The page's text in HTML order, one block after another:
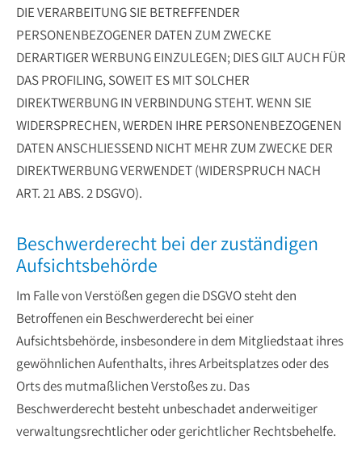
DIE VERARBEITUNG SIE BETREFFENDER
PERSONENBEZOGENER DATEN ZUM ZWECKE
DERARTIGER WERBUNG EINZULEGEN; DIES GILT AUCH FÜR
DAS PROFILING, SOWEIT ES MIT SOLCHER
DIREKTWERBUNG IN VERBINDUNG STEHT. WENN SIE
WIDERSPRECHEN, WERDEN IHRE PERSONENBEZOGENEN
DATEN ANSCHLIESSEND NICHT MEHR ZUM ZWECKE DER
DIREKTWERBUNG VERWENDET (WIDERSPRUCH NACH
ART. 21 ABS. 2 DSGVO).
Beschwerde­recht bei der zuständigen
Aufsichts­behörde
Im Falle von Verstößen gegen die DSGVO steht den
Betroffenen ein Beschwerderecht bei einer
Aufsichtsbehörde, insbesondere in dem Mitgliedstaat ihres
gewöhnlichen Aufenthalts, ihres Arbeitsplatzes oder des
Orts des mutmaßlichen Verstoßes zu. Das
Beschwerderecht besteht unbeschadet anderweitiger
verwaltungsrechtlicher oder gerichtlicher Rechtsbehelfe.